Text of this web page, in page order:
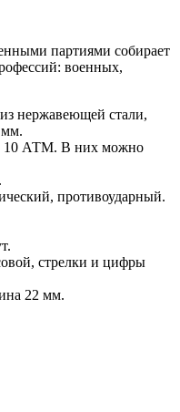
партиями собирает
военных,
нержавеющей стали,
мм.
10 АТМ. В них можно
противоударный.
стрелки и цифры
22 мм.